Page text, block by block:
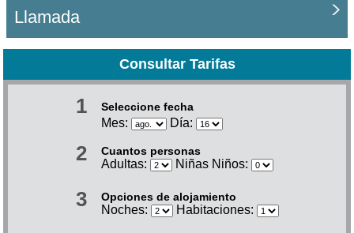
Llamada
Consultar Tarifas
1 Seleccione fecha
Mes: Día:
2 Cuantos personas
Adultas: Niñas Niños:
3 Opciones de alojamiento
Noches: Habitaciones: